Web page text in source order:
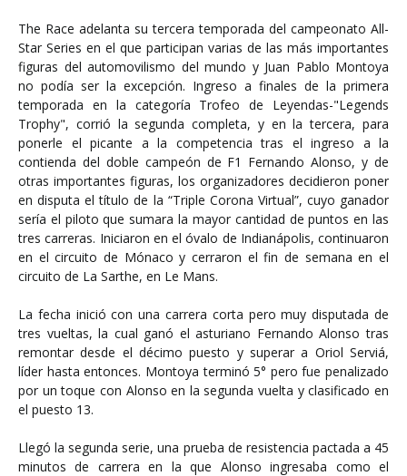
The Race adelanta su tercera temporada del campeonato All-
Star Series en el que participan varias de las más importantes
figuras del automovilismo del mundo y Juan Pablo Montoya
no podía ser la excepción. Ingreso a finales de la primera
temporada en la categoría Trofeo de Leyendas-"Legends
Trophy", corrió la segunda completa, y en la tercera, para
ponerle el picante a la competencia tras el ingreso a la
contienda del doble campeón de F1 Fernando Alonso, y de
otras importantes figuras, los organizadores decidieron poner
en disputa el título de la “Triple Corona Virtual”, cuyo ganador
sería el piloto que sumara la mayor cantidad de puntos en las
tres carreras. Iniciaron en el óvalo de Indianápolis, continuaron
en el circuito de Mónaco y cerraron el fin de semana en el
circuito de La Sarthe, en Le Mans.
La fecha inició con una carrera corta pero muy disputada de
tres vueltas, la cual ganó el asturiano Fernando Alonso tras
remontar desde el décimo puesto y superar a Oriol Serviá,
líder hasta entonces. Montoya terminó 5° pero fue penalizado
por un toque con Alonso en la segunda vuelta y clasificado en
el puesto 13.
Llegó la segunda serie, una prueba de resistencia pactada a 45
minutos de carrera en la que Alonso ingresaba como el